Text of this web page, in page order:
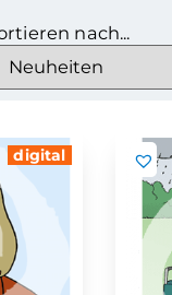
nach...
digital